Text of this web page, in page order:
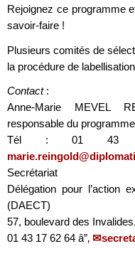
Rejoignez ce programme
savoir-faire !
Plusieurs comités de
la procédure de
Contact:
Anne-Marie MEVEL
responsable du
Tél : 01
Secrétariat
Délégation pour l’action
(DAECT)
57, boulevard des
01 43 17 62 64 â”‚